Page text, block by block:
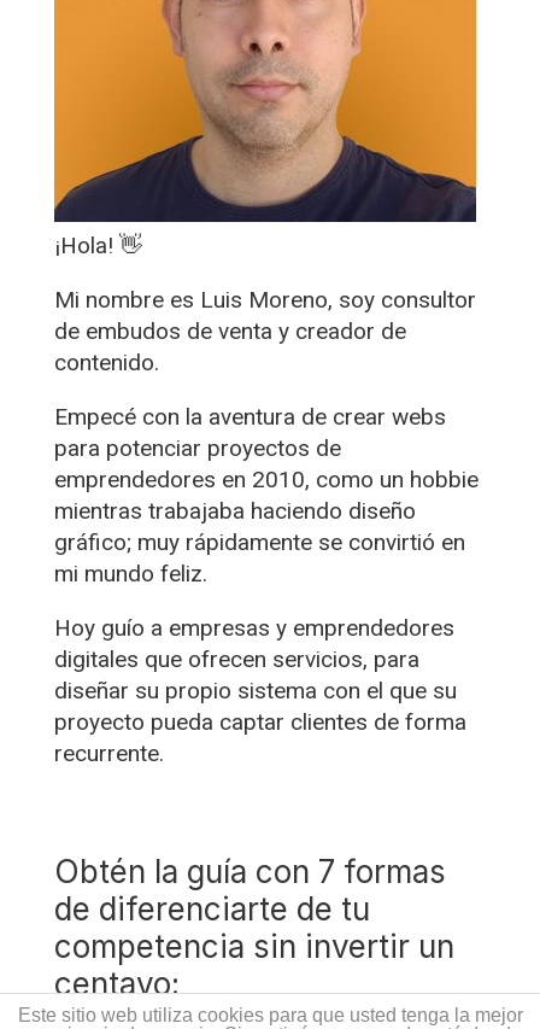
¡Hola! 👋​
Mi nombre es Luis Moreno, soy consultor
de embudos de venta y creador de
contenido.
​Empecé con la aventura de crear webs
para potenciar proyectos de
emprendedores en 2010, como un hobbie
mientras trabajaba haciendo diseño
gráfico; muy rápidamente se convirtió en
mi mundo feliz.
Hoy guío a empresas y emprendedores
digitales que ofrecen servicios, para
diseñar su propio sistema con el que su
proyecto pueda captar clientes de forma
recurrente.
Obtén la guía con 7 formas
de diferenciarte de tu
competencia sin invertir un
centavo:
Este sitio web utiliza cookies para que usted tenga la mejor